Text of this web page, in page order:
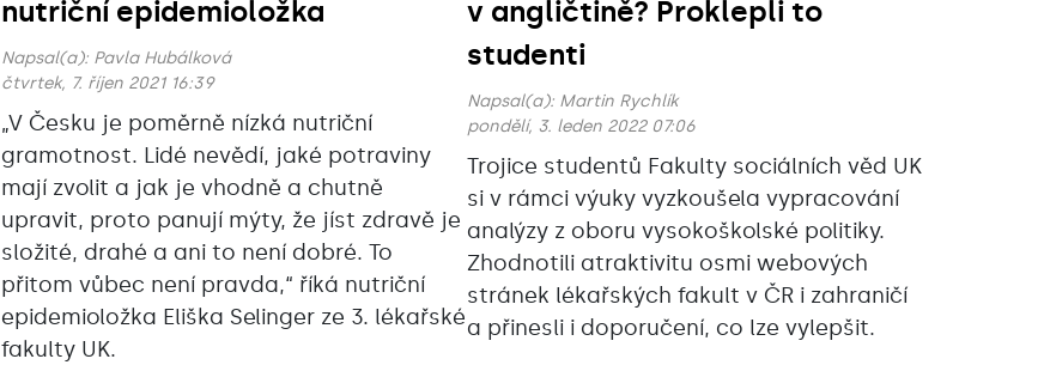
nutriční epidemioložka
Napsal(a): Pavla Hubálková
čtvrtek, 7. říjen 2021 16:39
„V Česku je poměrně nízká nutriční
gramotnost. Lidé nevědí, jaké potraviny
mají zvolit a jak je vhodně a chutně
upravit, proto panují mýty, že jíst zdravě je
složité, drahé a ani to není dobré. To
přitom vůbec není pravda,“ říká nutriční
epidemioložka Eliška Selinger ze 3. lékařské
fakulty UK.
v angličtině? Proklepli to
studenti
Napsal(a): Martin Rychlík
pondělí, 3. leden 2022 07:06
Trojice studentů Fakulty sociálních věd UK
si v rámci výuky vyzkoušela vypracování
analýzy z oboru vysokoškolské politiky.
Zhodnotili atraktivitu osmi webových
stránek lékařských fakult v ČR i zahraničí
a přinesli i doporučení, co lze vylepšit.